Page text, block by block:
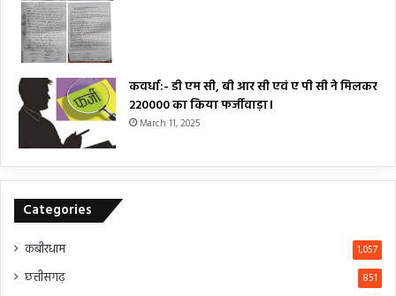
कवर्धा:- डी एम सी, बी आर सी एवं ए पी सी ने मिलकर
₹220000 का किया फर्जीवाड़ा।
March 11, 2025
Categories
कबीरधाम 1,057
छत्तीसगढ़ 851